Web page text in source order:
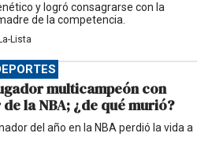
y logró consagrarse con la
de la competencia.
Lista
multicampeón con
la NBA; ¿de qué murió?
del año en la NBA perdió la vida a